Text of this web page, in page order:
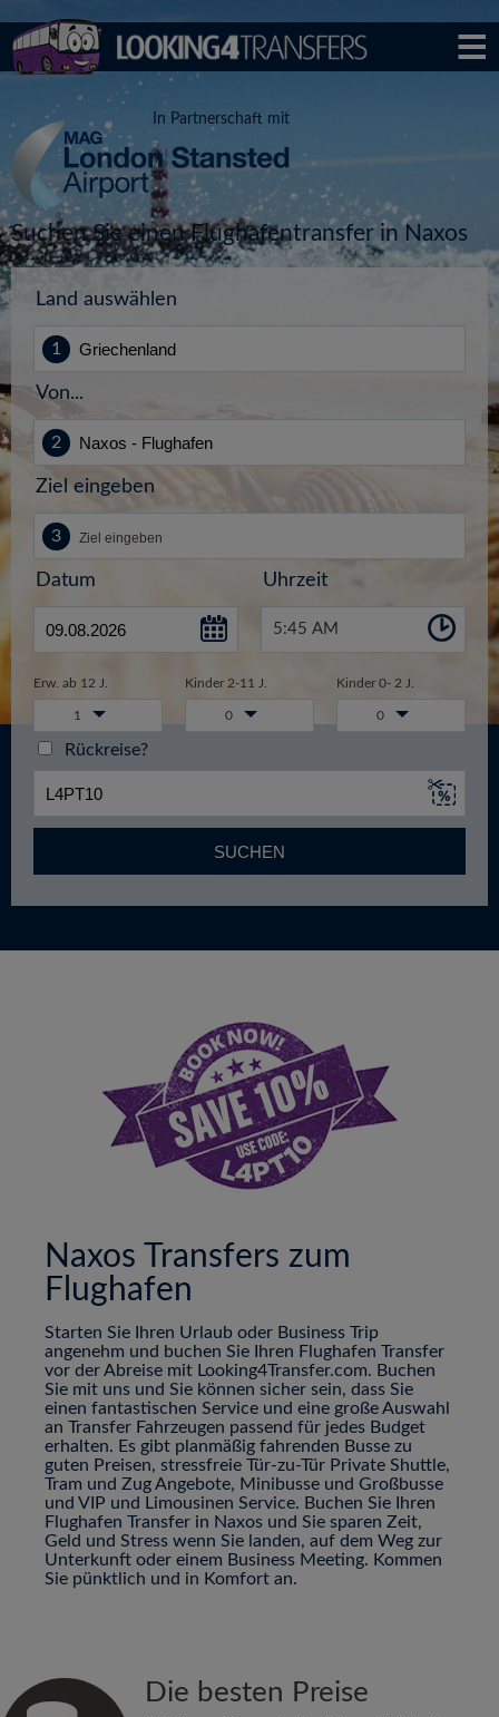
In Partnerschaft mit
Suchen Sie einen Flughafentransfer in Naxos
Land auswählen
Von...
Ziel eingeben
Datum Uhrzeit
5:45 AM
Erw. ab 12 J. Kinder 2-11 J. Kinder 0- 2 J.
1 0 0
Rückreise?
SUCHEN
Naxos Transfers zum
Flughafen
Starten Sie Ihren Urlaub oder Business Trip
angenehm und buchen Sie Ihren Flughafen Transfer
vor der Abreise mit Looking4Transfer.com. Buchen
Sie mit uns und Sie können sicher sein, dass Sie
einen fantastischen Service und eine große Auswahl
an Transfer Fahrzeugen passend für jedes Budget
erhalten. Es gibt planmäßig fahrenden Busse zu
guten Preisen, stressfreie Tür-zu-Tür Private Shuttle,
Tram und Zug Angebote, Minibusse und Großbusse
und VIP und Limousinen Service. Buchen Sie Ihren
Flughafen Transfer in Naxos und Sie sparen Zeit,
Geld und Stress wenn Sie landen, auf dem Weg zur
Unterkunft oder einem Business Meeting. Kommen
Sie pünktlich und in Komfort an.
Die besten Preise